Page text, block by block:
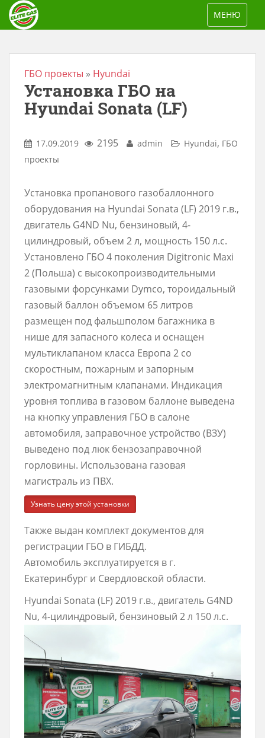
TOGGLE
МЕНЮ
ГБО проекты » Hyundai
Установка ГБО на
Hyundai Sonata (LF)
17.09.2019 2195 admin Hyundai, ГБО
проекты
Установка пропанового газобаллонного
оборудования на Hyundai Sonata (LF) 2019 г.в.,
двигатель G4ND Nu, бензиновый, 4-
цилиндровый, объем 2 л, мощность 150 л.с.
Установлено ГБО 4 поколения Digitronic Maxi
2 (Польша) с высокопроизводительными
газовыми форсунками Dymco, тороидальный
газовый баллон объемом 65 литров
размещен под фальшполом багажника в
нише для запасного колеса и оснащен
мультиклапаном класса Европа 2 со
скоростным, пожарным и запорным
электромагнитным клапанами. Индикация
уровня топлива в газовом баллоне выведена
на кнопку управления ГБО в салоне
автомобиля, заправочное устройство (ВЗУ)
выведено под люк бензозаправочной
горловины. Использована газовая
магистраль из ПВХ.
Узнать цену этой установки
Также выдан комплект документов для
регистрации ГБО в ГИБДД.
Автомобиль эксплуатируется в г.
Екатеринбург и Свердловской области.
Hyundai Sonata (LF) 2019 г.в., двигатель G4ND
Nu, 4-цилиндровый, бензиновый 2 л 150 л.с.